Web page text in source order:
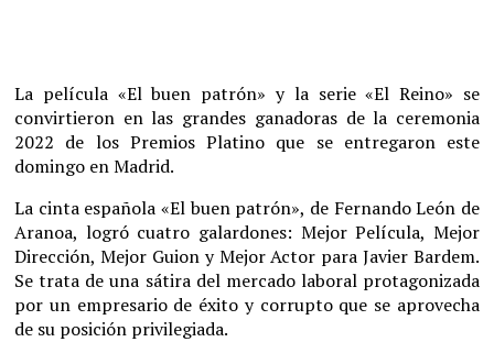
La película «El buen patrón» y la serie «El Reino» se
convirtieron en las grandes ganadoras de la ceremonia
2022 de los Premios Platino que se entregaron este
domingo en Madrid.
La cinta española «El buen patrón», de Fernando León de
Aranoa, logró cuatro galardones: Mejor Película, Mejor
Dirección, Mejor Guion y Mejor Actor para Javier Bardem.
Se trata de una sátira del mercado laboral protagonizada
por un empresario de éxito y corrupto que se aprovecha
de su posición privilegiada.